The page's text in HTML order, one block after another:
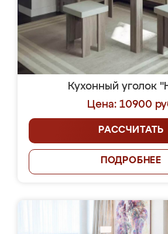
Кухонный уголок
Цена: 10900
РАССЧИТАТЬ
ПОДРОБНЕЕ